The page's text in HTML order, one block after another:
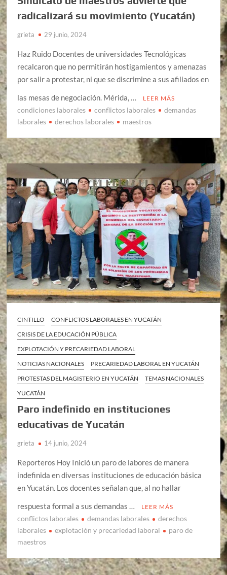
radicalizará su movimiento (Yucatán)
grieta 29 junio, 2024
Haz Ruido Docentes de universidades Tecnológicas
recalcaron que no permitirán hostigamientos y amenazas
por salir a protestar, ni que se discrimine a sus afiliados en
las mesas de negociación. Mérida, …
LEER MÁS
condiciones laborales conflictos laborales
demandas
laborales
derechos laborales maestros
CINTILLO
CONFLICTOS LABORALES EN YUCATÁN
CRISIS DE LA EDUCACIÓN PÚBLICA
EXPLOTACIÓN Y PRECARIEDAD LABORAL
NOTICIAS NACIONALES
PRECARIEDAD LABORAL EN YUCATÁN
PROTESTAS DEL MAGISTERIO EN YUCATÁN
TEMAS NACIONALES
YUCATÁN
Paro indefinido en instituciones
educativas de Yucatán
grieta 14 junio, 2024
Reporteros Hoy Inició un paro de labores de manera
indefinida en diversas instituciones de educación básica
en Yucatán. Los docentes señalan que, al no hallar
respuesta formal a sus demandas …
LEER MÁS
conflictos laborales demandas laborales
derechos
laborales
explotación y precariedad laboral
paro de
maestros